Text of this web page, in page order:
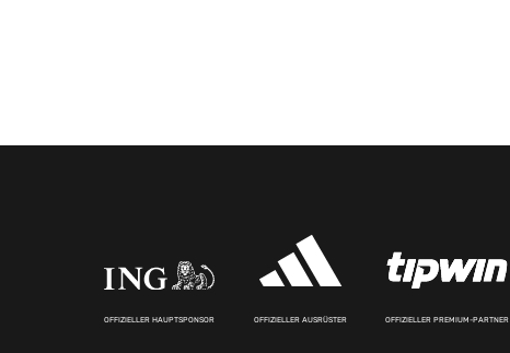
OFFIZIELLER HAUPTSPONSOR OFFIZIELLER AUSRÜSTER OFFIZIELLER PREMIUM-PARTNER